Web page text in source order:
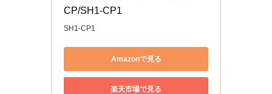
CP/SH1-CP1
SH1-CP1
Amazonで見る
楽天市場で見る